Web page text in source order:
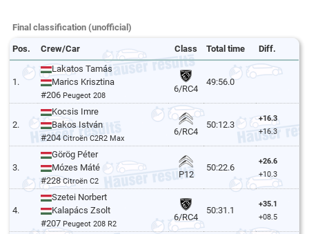
Final classification (unofficial)
Pos. Crew/Car Class Total time Diff.
1.
Lakatos Tamás
Marics Krisztina
#206 Peugeot 208
6/RC4
49:56.0
2.
Kocsis Imre
Bakos István
#204Citroën C2R2 Max
6/RC4
50:12.3
+16.3
+16.3
3.
Görög Péter
Mózes Máté
#228Citroën C2
P12
50:22.6
+26.6
+10.3
4.
Szetei Norbert
Kalapács Zsolt
#207 Peugeot 208 R2
6/RC4
50:31.1
+35.1
+08.5